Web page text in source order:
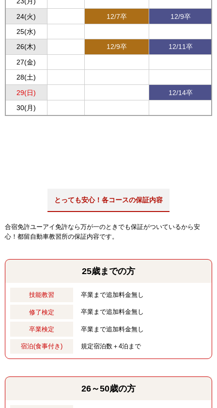
24(火)
12/7卒
12/9卒
25(水)
26(木)
12/9卒
12/11卒
27(金)
28(土)
29(日)
12/14卒
30(月)
とっても安心！各コースの保証内容
合宿免許ユーアイ免許なら万が一のときでも保証がついているから安
心！都留自動車教習所の保証内容です。
25歳までの方
技能教習 卒業まで追加料金無し
修了検定 卒業まで追加料金無し
卒業検定 卒業まで追加料金無し
宿泊(食事付き) 規定宿泊数＋4泊まで
26～50歳の方